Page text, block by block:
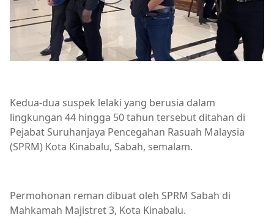
Kedua-dua suspek lelaki yang berusia dalam
lingkungan 44 hingga 50 tahun tersebut ditahan di
Pejabat Suruhanjaya Pencegahan Rasuah Malaysia
(SPRM) Kota Kinabalu, Sabah, semalam.
Permohonan reman dibuat oleh SPRM Sabah di
Mahkamah Majistret 3, Kota Kinabalu.